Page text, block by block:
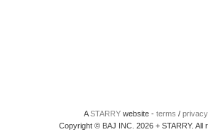
ASTARRY website - terms / privacy
Copyright © BAJ INC. 2026 + STARRY. All